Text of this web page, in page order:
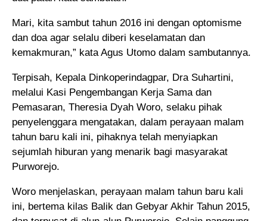
Mari, kita sambut tahun 2016 ini dengan optomisme
dan doa agar selalu diberi keselamatan dan
kemakmuran,” kata Agus Utomo dalam sambutannya.
Terpisah, Kepala Dinkoperindagpar, Dra Suhartini,
melalui Kasi Pengembangan Kerja Sama dan
Pemasaran, Theresia Dyah Woro, selaku pihak
penyelenggara mengatakan, dalam perayaan malam
tahun baru kali ini, pihaknya telah menyiapkan
sejumlah hiburan yang menarik bagi masyarakat
Purworejo.
Woro menjelaskan, perayaan malam tahun baru kali
ini, bertema kilas Balik dan Gebyar Akhir Tahun 2015,